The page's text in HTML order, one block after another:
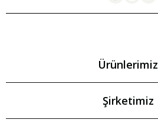
Ürünlerimiz
Şirketimiz